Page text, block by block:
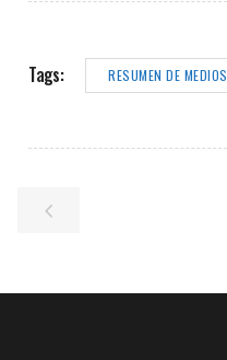
Tags: RESUMEN DE MEDIOS